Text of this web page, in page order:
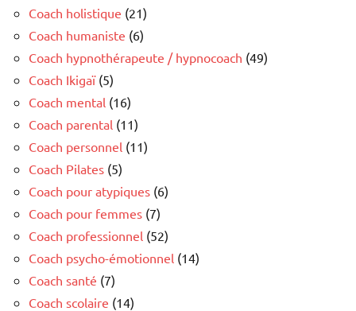
Coach holistique (21)
Coach humaniste (6)
Coach hypnothérapeute / hypnocoach (49)
Coach Ikigaï(5)
Coach mental (16)
Coach parental (11)
Coach personnel (11)
Coach Pilates (5)
Coach pour atypiques (6)
Coach pour femmes (7)
Coach professionnel (52)
Coach psycho-émotionnel (14)
Coach santé (7)
Coach scolaire (14)